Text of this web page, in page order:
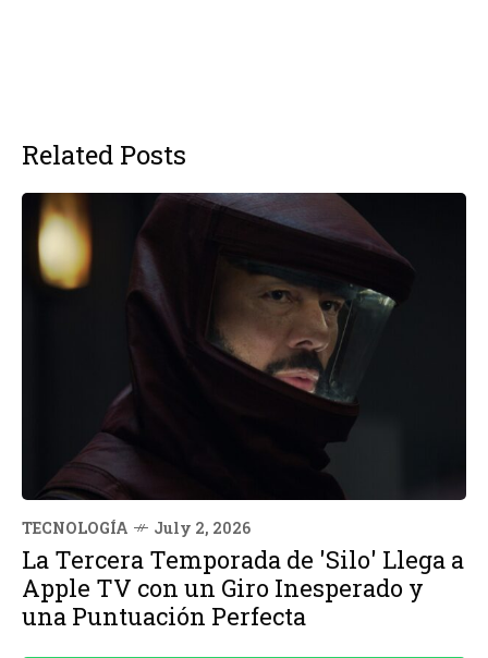
Related Posts
TECNOLOGÍA July 2, 2026
La Tercera Temporada de 'Silo' Llega a
Apple TV con un Giro Inesperado y
una Puntuación Perfecta